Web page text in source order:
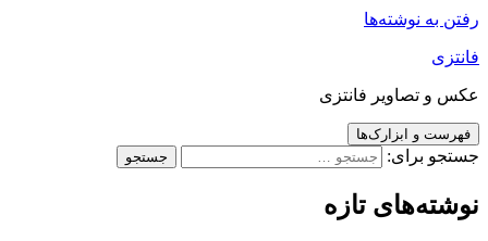
رفتن به نوشته‌ها
فانتزی
عکس و تصاویر فانتزی
فهرست و ابزارک‌ها
جستجو برای:
نوشته‌های تازه